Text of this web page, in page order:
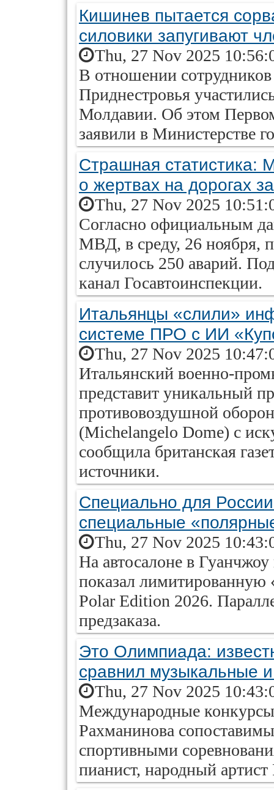
Кишинев пытается
силовики запугивают
Thu, 27 Nov 2025
В отношении
Приднестровья
Молдавии. Об этом
заявили в Министерстве
Страшная статистика:
о жертвах на дорогах
Thu, 27 Nov 2025
Согласно официальным
МВД, в среду, 26 ноября,
случилось 250 аварий.
канал Госавтоинспекции.
Итальянцы «слили»
системе ПРО с ИИ
Thu, 27 Nov 2025
Итальянский военно-
представит уникальный
противовоздушной
(Michelangelo Dome) с
сообщила британская
источники.
Специально для
специальные
Thu, 27 Nov 2025
На автосалоне в
показал
Polar Edition 2026.
предзаказа.
Это Олимпиада:
сравнил музыкальные
Thu, 27 Nov 2025
Международные
Рахманинова
спортивными
пианист, народный